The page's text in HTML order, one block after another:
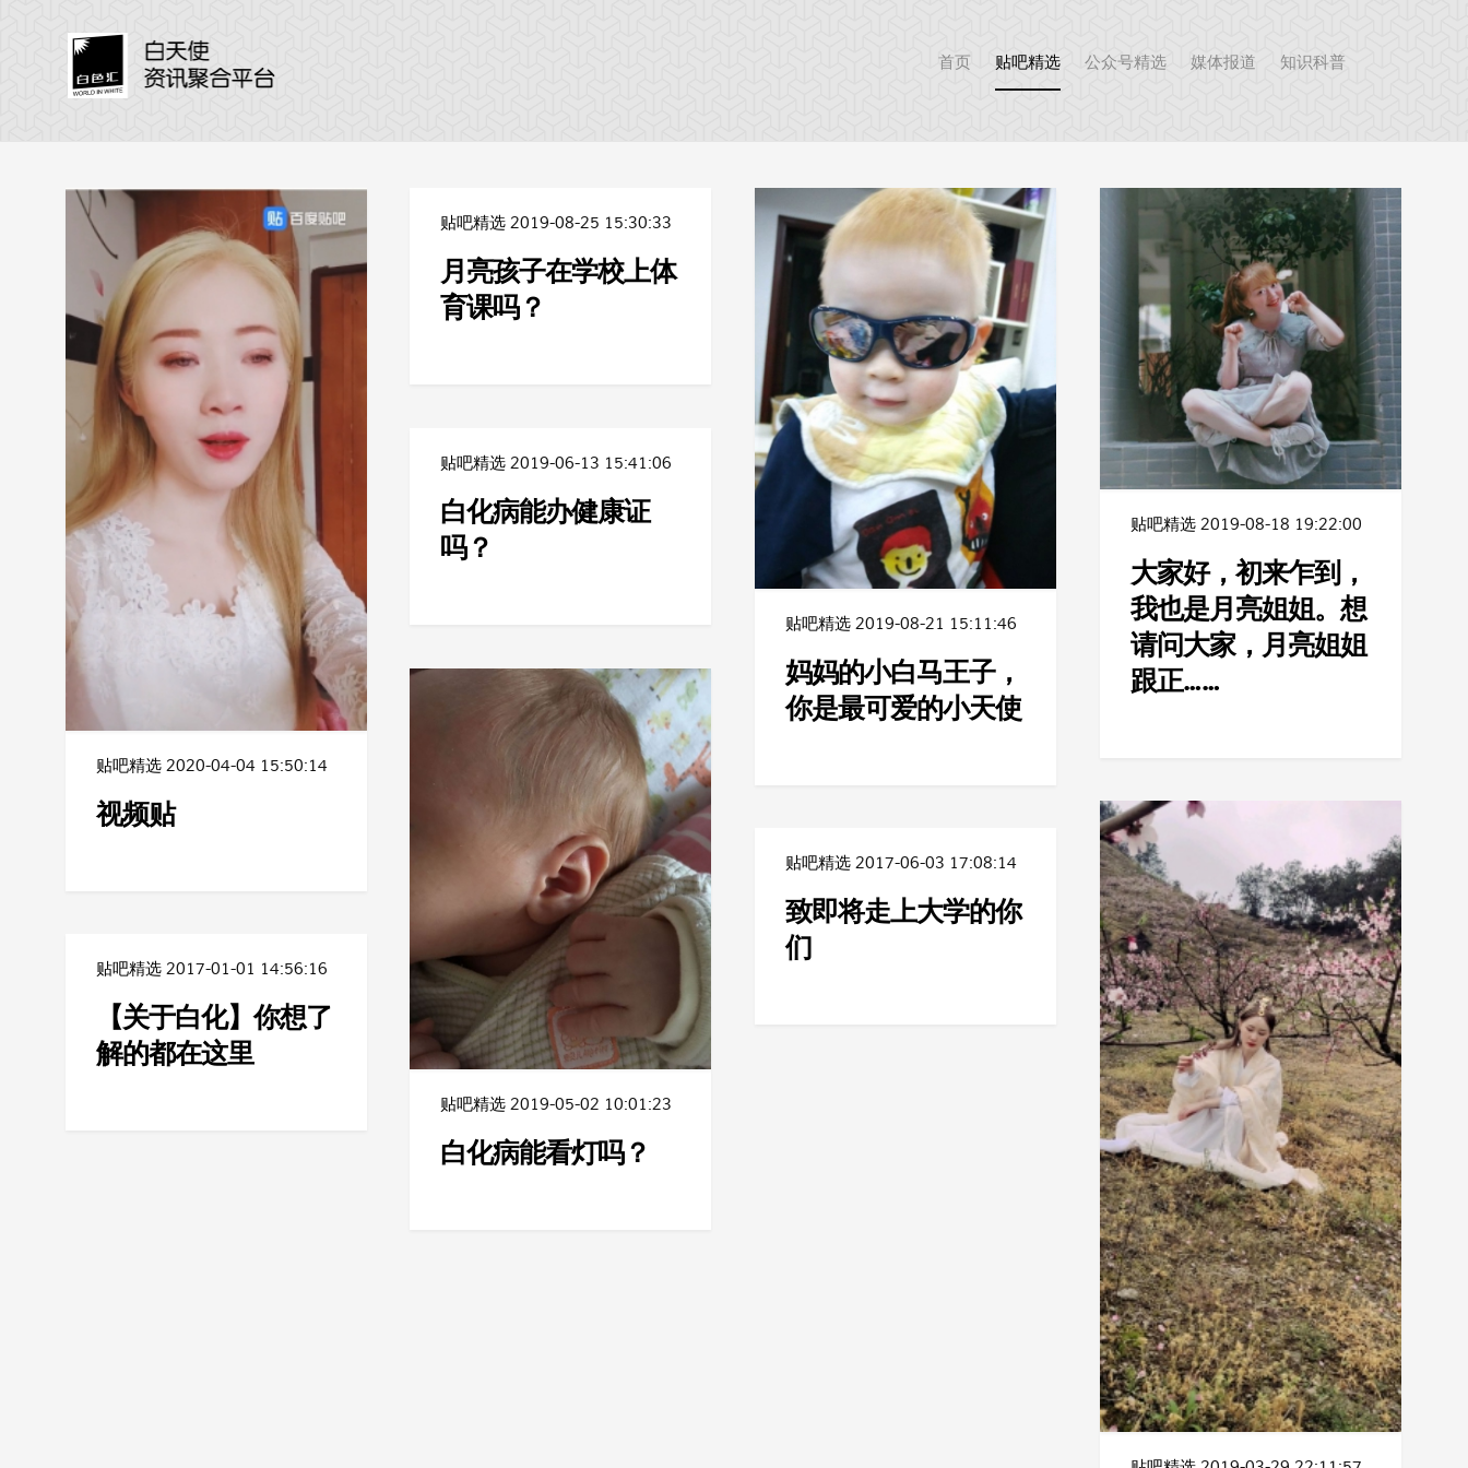
首页 贴吧精选 公众号精选 媒体报道 知识科普
贴吧精选 2020-04-04 15:50:14
视频贴
贴吧精选 2019-08-25 15:30:33
月亮孩子在学校上体
育课吗？
贴吧精选 2019-08-21 15:11:46
妈妈的小白马王子，
你是最可爱的小天使
贴吧精选 2019-08-18 19:22:00
大家好，初来乍到，
我也是月亮姐姐。想
请问大家，月亮姐姐
跟正……
贴吧精选 2019-06-13 15:41:06
白化病能办健康证
吗？
贴吧精选 2019-05-02 10:01:23
白化病能看灯吗？
贴吧精选 2017-06-03 17:08:14
致即将走上大学的你
们
贴吧精选 2017-01-01 14:56:16
【关于白化】你想了
解的都在这里